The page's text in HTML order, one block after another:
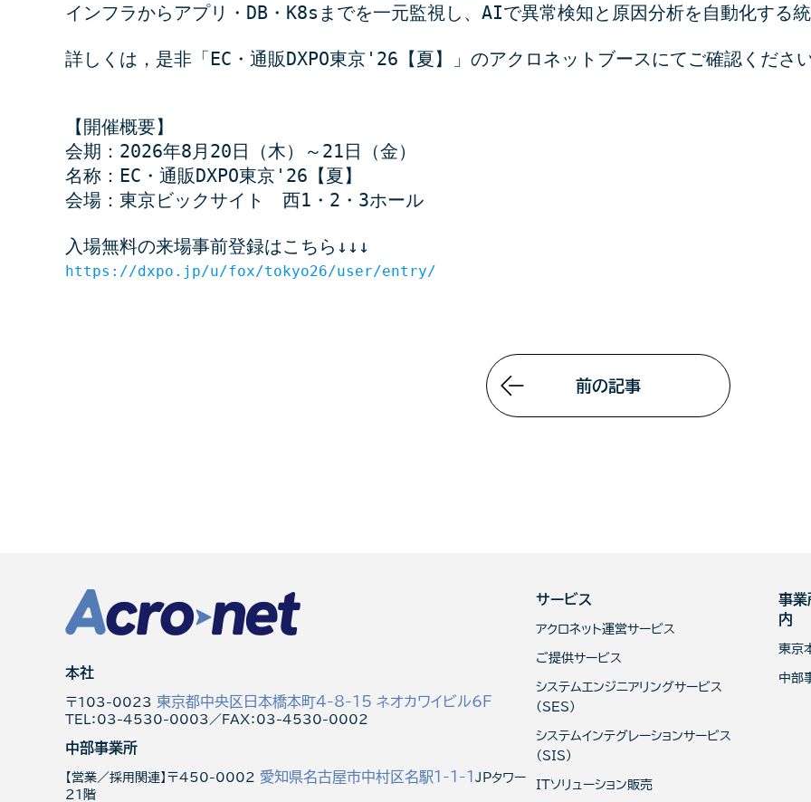
インフラからアプリ・DB・K8sまでを一元監視し、AIで異常検知と原因分析を自動化する
詳しくは，是非「EC・通販DXPO東京'26【夏】」のアクロネットブースにてご確認ください
【開催概要】
会期：2026年8月20日（木）～21日（金）
名称：EC・通販DXPO東京'26【夏】
会場：東京ビックサイト　西1・2・3ホール
入場無料の来場事前登録はこちら↓↓↓
https://dxpo.jp/u/fox/tokyo26/user/entry/
前の記事
本社
〒103-0023 東京都中央区日本橋本町4-8-15 ネオカワイビル6F
TEL：03-4530-0003／FAX：03-4530-0002
中部事業所
【営業／採用関連】〒450-0002 愛知県名古屋市中村区名駅1-1-1 JPタワー
21階
サービス
アクロネット運営サービス
ご提供サービス
システムエンジニアリングサービス
(SES)
システムインテグレーションサービス
（SIS）
ITソリューション販売
事業
内
東京
中部